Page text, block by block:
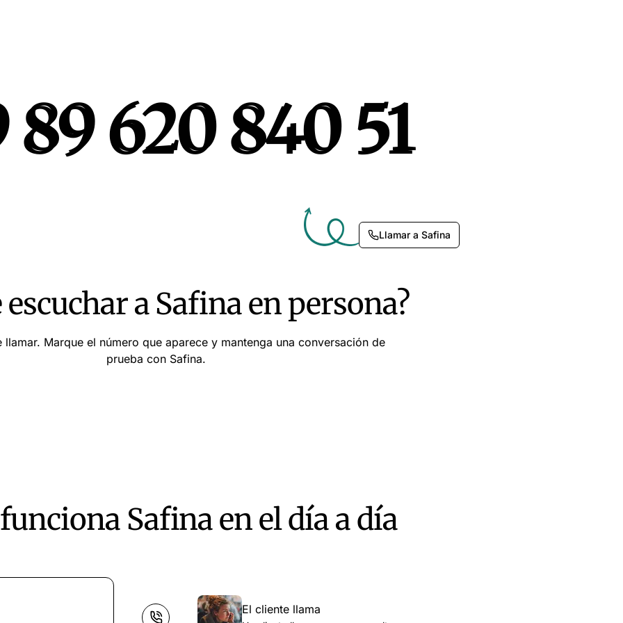
89 620 840 51
89 620 840 51
Llamar a Safina
escuchar a Safina en persona?
llamar. Marque el número que aparece y mantenga una conversación de
prueba con Safina.
Safina en el día a día
El cliente llama